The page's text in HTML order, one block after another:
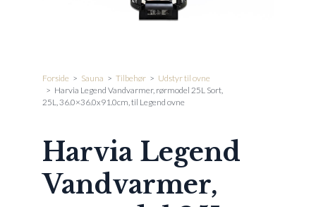
Forside > Sauna > Tilbehør > Udstyr til ovne
> Harvia Legend Vandvarmer, rørmodel 25L Sort,
25L, 36.0×36.0x91.0cm, til Legend ovne
Harvia Legend
Vandvarmer,